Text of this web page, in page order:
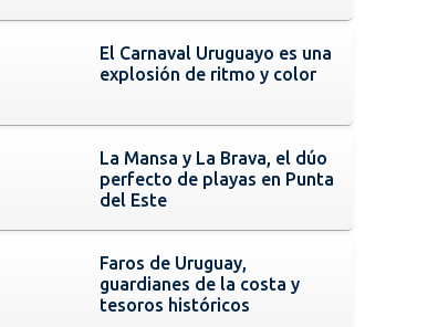
El Carnaval Uruguayo es una
explosión de ritmo y color
La Mansa y La Brava, el dúo
perfecto de playas en Punta
del Este
Faros de Uruguay,
guardianes de la costa y
tesoros históricos